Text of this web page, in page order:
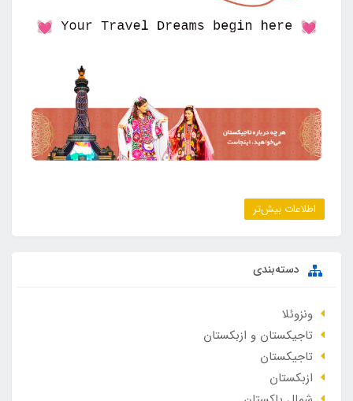
اطلاعات بیش‌تر
دسته‌بندی
ونزوئلا
تاجیکستان و ازبکستان
تاجیکستان
ازبکستان